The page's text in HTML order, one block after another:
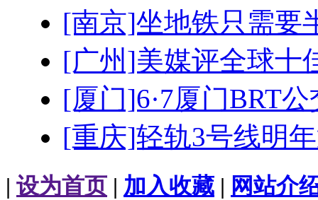
[南京]坐地铁只需要
[广州]美媒评全球十
[厦门]6·7厦门BRT
[重庆]轻轨3号线明
| 设为首页 | 加入收藏 | 网站介